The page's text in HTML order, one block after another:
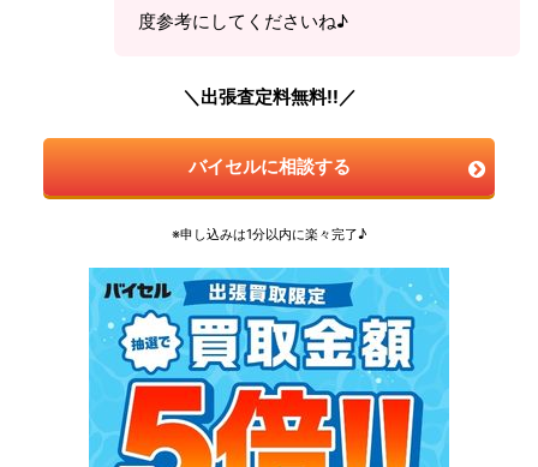
度参考にしてくださいね♪
＼出張査定料無料!!／
バイセルに相談する
※申し込みは1分以内に楽々完了♪